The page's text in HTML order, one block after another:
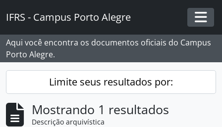
IFRS - Campus Porto Alegre
Aqui você encontra os documentos oficiais do Campus
Porto Alegre.
Limite seus resultados por:
Mostrando 1 resultados
Descrição arquivística